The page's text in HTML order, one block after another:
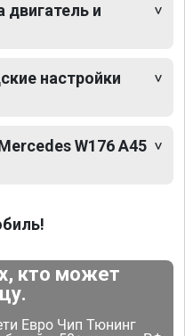
двигатель и
настройки
W176 A45
кто может
Евро Чип Тюнинг